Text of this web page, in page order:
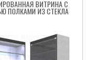
ВИТРИНА С
ПОЛКАМИ ИЗ СТЕКЛА